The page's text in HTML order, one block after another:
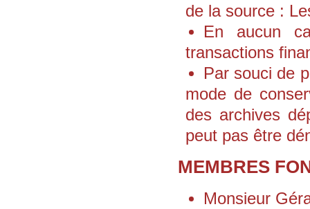
de la source :
En aucun
transactions
Par souci de
mode de
des archives
peut pas être
MEMBRES
Monsieur